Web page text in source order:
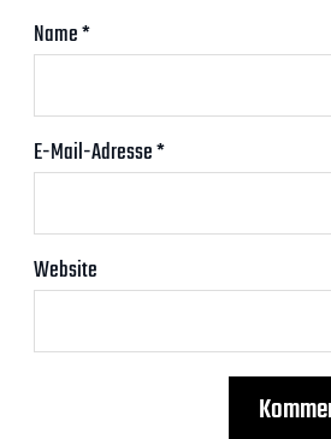
Name*
E-Mail-Adresse*
Website